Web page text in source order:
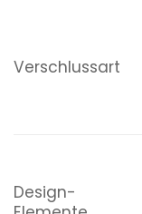
Verschlussart
Design-